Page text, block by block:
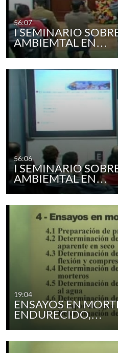
56:07
I SEMINARIO
AMBIEMTAL EN…
56:06
I SEMINARIO
AMBIEMTAL EN…
19:04
ENSAYOS EN
ENDURECIDO,…